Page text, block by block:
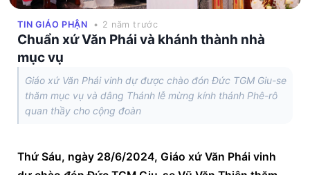
TIN GIÁO PHẬN • 2 năm trước
Chuẩn xứ Văn Phái và khánh thành nhà
mục vụ
Giáo xứ Văn Phái vinh dự được chào đón Đức TGM Giu-se
thăm mục vụ và dâng Thánh lễ mừng kính thánh Phê-rô
quan thầy cho cộng đoàn
Thứ Sáu, ngày 28/6/2024, Giáo xứ Văn Phái vinh